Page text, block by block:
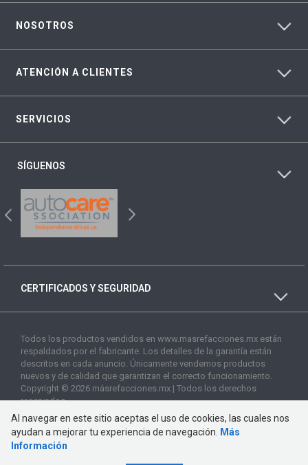
NOSOTROS
ATENCIÓN A CLIENTES
SERVICIOS
SÍGUENOS
CERTIFICADOS Y SEGURIDAD
Todos los productos vendidos en www.masrefacciones.mx están
respaldados por el fabricante. Los detalles de la garantía están
descritos en cada anuncio. Únicamente vendemos productos
nuevos y de calidad que garantizan el correcto funcionamiento.
Copyright © 2026 másrefacciones.mx | Todos los derechos
reservados
Al navegar en este sitio aceptas el uso de cookies, las cuales nos
ayudan a mejorar tu experiencia de navegación.
Más
Información